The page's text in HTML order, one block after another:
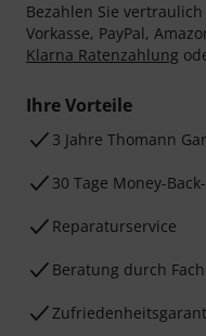
Bezahlen Sie
Vorkasse, PayPal,
Klarna Ratenzahlung
Ihre Vorteile
3 Jahre Thomann
30 Tage Money-
Reparaturservice
Beratung durch